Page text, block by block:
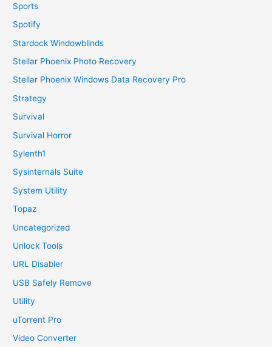
Sports
Spotify
Stardock Windowblinds
Stellar Phoenix Photo Recovery
Stellar Phoenix Windows Data Recovery Pro
Strategy
Survival
Survival Horror
Sylenth1
Sysinternals Suite
System Utility
Topaz
Uncategorized
Unlock Tools
URL Disabler
USB Safely Remove
Utility
uTorrent Pro
Video Converter